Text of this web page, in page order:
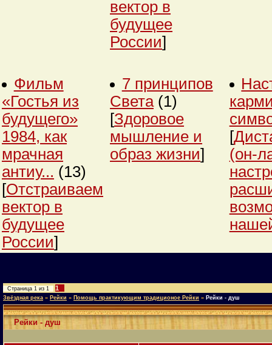
вектор в
будущее
России]
Фильм
«Гостья из
будущего»
1984, как
мрачная
антиу... (13)
[Отстраиваем
вектор в
будущее
России]
7 принципов
Света (1)
[Здоровое
мышление и
образ жизни]
[
(он-
Страница 1 из 1 1
Звёздная река » Рейки » Помощь практикующим традиционое Рейки » Рейки - душ
Рейки - душ